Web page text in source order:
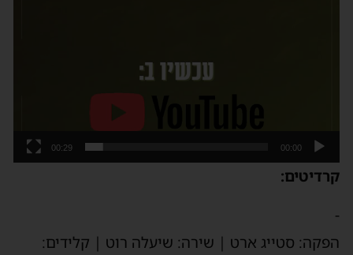
00:00
00:29
קרדיטים:
-
הפקה: סטייג ארט | שירה: שיעלה רוט | קלידים: